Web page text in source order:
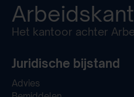
Het kantoor achter
Juridische bijstand
Advies